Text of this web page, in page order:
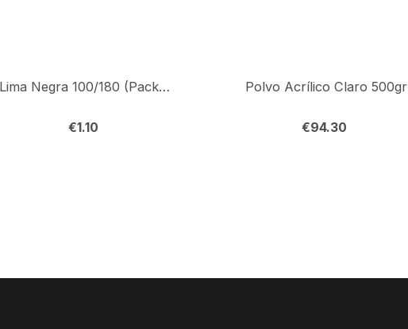
Lima Negra 100/180 (Pack 6) Ud.
€1.10
Polvo Acrílico Claro 500gr
€94.30